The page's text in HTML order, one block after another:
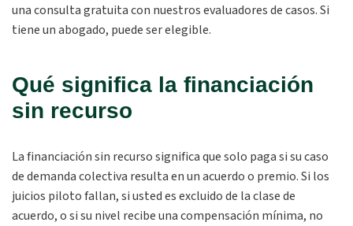
una consulta gratuita con nuestros evaluadores de casos. Si
tiene un abogado, puede ser elegible.
Qué significa la financiación
sin recurso
La financiación sin recurso significa que solo paga si su caso
de demanda colectiva resulta en un acuerdo o premio. Si los
juicios piloto fallan, si usted es excluido de la clase de
acuerdo, o si su nivel recibe una compensación mínima, no